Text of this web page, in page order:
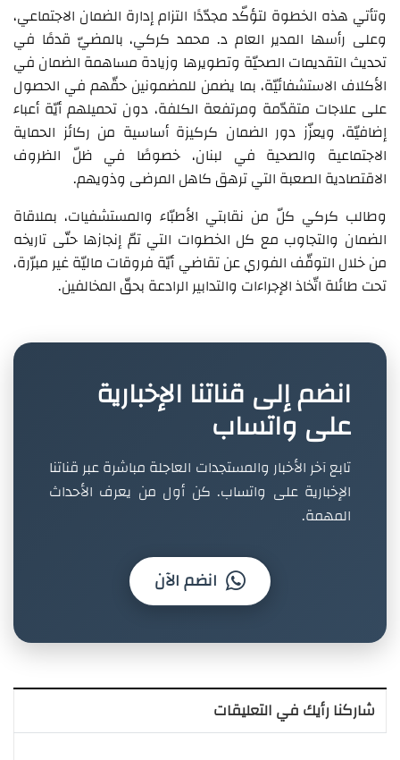
وتأتي هذه الخطوة لتؤكّد مجدّدًا التزام إدارة الضمان الاجتماعي،
وعلى رأسها المدير العام د. محمد كركي، بالمضيّ قدمًا في
تحديث التقديمات الصحيّة وتطويرها وزيادة مساهمة الضمان في
الأكلاف الاستشفائيّة، بما يضمن للمضمونين حقّهم في الحصول
على علاجات متقدّمة ومرتفعة الكلفة، دون تحميلهم أيّة أعباء
إضافيّة، ويعزّز دور الضمان كركيزة أساسية من ركائز الحماية
الاجتماعية والصحية في لبنان، خصوصًا في ظلّ الظروف
الاقتصادية الصعبة التي ترهق كاهل المرضى وذويهم.
وطالب كركي كلّ من نقابتي الأطبّاء والمستشفيات، بملاقاة
الضمان والتجاوب مع كل الخطوات التي تمّ إنجازها حتّى تاريخه
من خلال التوقّف الفوري عن تقاضي أيّة فروقات ماليّة غير مبرّرة،
تحت طائلة اتّخاذ الإجراءات والتدابير الرادعة بحقّ المخالفين.
انضم إلى قناتنا الإخبارية
على واتساب
تابع آخر الأخبار والمستجدات العاجلة مباشرة عبر قناتنا
الإخبارية على واتساب. كن أول من يعرف الأحداث
المهمة.
انضم الآن
شاركنا رأيك في التعليقات